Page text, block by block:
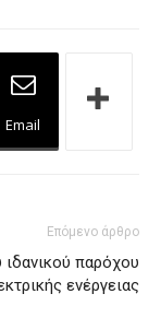
Email
Επόμενο άρθρο
παρόχου
ενέργειας